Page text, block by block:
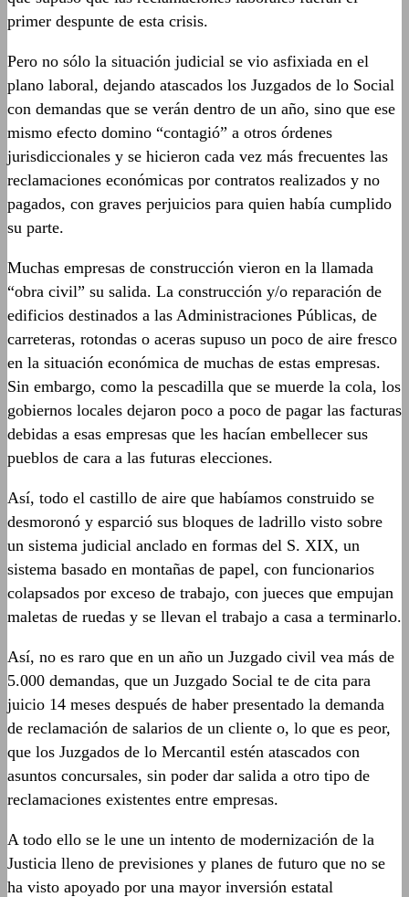
primer despunte de esta crisis.
Pero no sólo la situación judicial se vio asfixiada en el
plano laboral, dejando atascados los Juzgados de lo Social
con demandas que se verán dentro de un año, sino que ese
mismo efecto domino “contagió” a otros órdenes
jurisdiccionales y se hicieron cada vez más frecuentes las
reclamaciones económicas por contratos realizados y no
pagados, con graves perjuicios para quien había cumplido
su parte.
Muchas empresas de construcción vieron en la llamada
“obra civil” su salida. La construcción y/o reparación de
edificios destinados a las Administraciones Públicas, de
carreteras, rotondas o aceras supuso un poco de aire fresco
en la situación económica de muchas de estas empresas.
Sin embargo, como la pescadilla que se muerde la cola, los
gobiernos locales dejaron poco a poco de pagar las facturas
debidas a esas empresas que les hacían embellecer sus
pueblos de cara a las futuras elecciones.
Así, todo el castillo de aire que habíamos construido se
desmoronó y esparció sus bloques de ladrillo visto sobre
un sistema judicial anclado en formas del S. XIX, un
sistema basado en montañas de papel, con funcionarios
colapsados por exceso de trabajo, con jueces que empujan
maletas de ruedas y se llevan el trabajo a casa a terminarlo.
Así, no es raro que en un año un Juzgado civil vea más de
5.000 demandas, que un Juzgado Social te de cita para
juicio 14 meses después de haber presentado la demanda
de reclamación de salarios de un cliente o, lo que es peor,
que los Juzgados de lo Mercantil estén atascados con
asuntos concursales, sin poder dar salida a otro tipo de
reclamaciones existentes entre empresas.
A todo ello se le une un intento de modernización de la
Justicia lleno de previsiones y planes de futuro que no se
ha visto apoyado por una mayor inversión estatal